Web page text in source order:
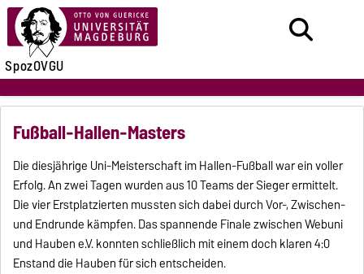
SpozOVGU
Fußball-Hallen-Masters
Die diesjährige Uni-Meisterschaft im Hallen-Fußball war ein voller
Erfolg. An zwei Tagen wurden aus 10 Teams der Sieger ermittelt.
Die vier Erstplatzierten mussten sich dabei durch Vor-, Zwischen-
und Endrunde kämpfen. Das spannende Finale zwischen Webuni
und Hauben e.V. konnten schließlich mit einem doch klaren 4:0
Enstand die Hauben für sich entscheiden.